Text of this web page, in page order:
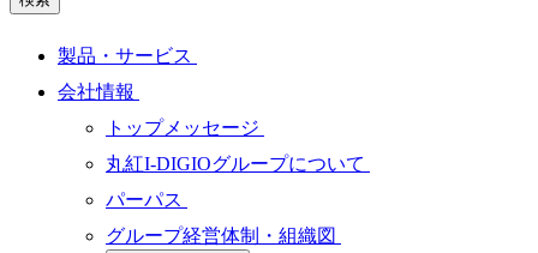
製品・サービス
会社情報
トップメッセージ
丸紅I-DIGIOグループについて
パーパス
グループ経営体制・組織図